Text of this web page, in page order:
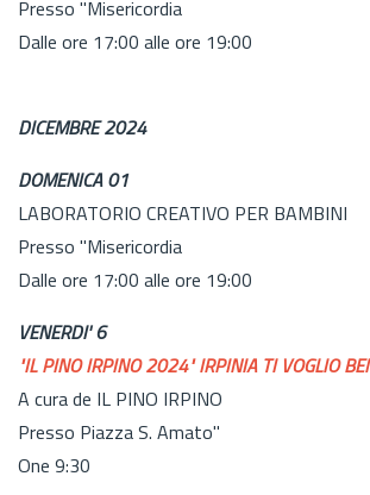
Presso "Misericordia
Dalle ore 17:00 alle ore 19:00
DICEMBRE 2024
DOMENICA 01
LABORATORIO CREATIVO PER BAMBINI
Presso "Misericordia
Dalle ore 17:00 alle ore 19:00
VENERDI' 6
"IL PINO IRPINO 2024" IRPINIA TI VOGLIO
A cura de IL PINO IRPINO
Presso Piazza S. Amato"
One 9:30